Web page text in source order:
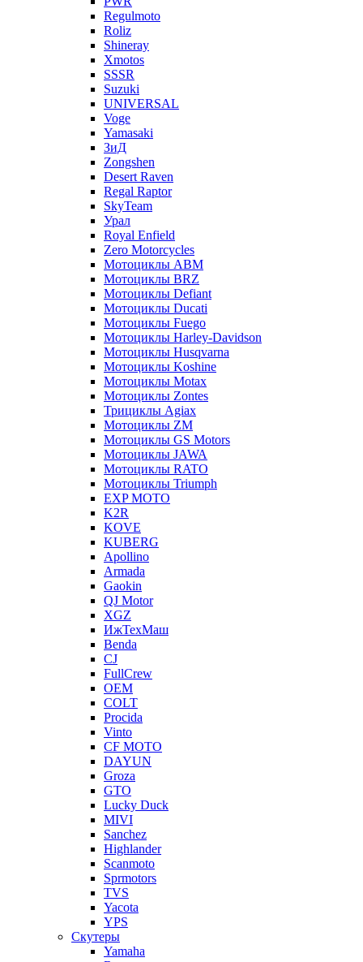
Regulmoto
Roliz
Shineray
Xmotos
SSSR
Suzuki
UNIVERSAL
Voge
Yamasaki
ЗиД
Zongshen
Desert Raven
Regal Raptor
SkyTeam
Урал
Royal Enfield
Zero Motorcycles
Мотоциклы ABM
Мотоциклы BRZ
Мотоциклы Defiant
Мотоциклы Ducati
Мотоциклы Fuego
Мотоциклы Harley-Davidson
Мотоциклы Husqvarna
Мотоциклы Koshine
Мотоциклы Motax
Мотоциклы Zontes
Трициклы Agiax
Мотоциклы ZM
Мотоциклы GS Motors
Мотоциклы JAWA
Мотоциклы RATO
Мотоциклы Triumph
EXP MOTO
K2R
KOVE
KUBERG
Apollino
Armada
Gaokin
QJ Motor
XGZ
ИжТехМаш
Benda
CJ
FullCrew
OEM
COLT
Procida
Vinto
CF MOTO
DAYUN
Groza
GTO
Lucky Duck
MIVI
Sanchez
Highlander
Scanmoto
Sprmotors
TVS
Yacota
YPS
Скутеры
Yamaha